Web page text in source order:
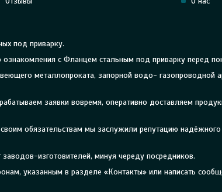
под приварку.
с Фланцем стальным под приварку перед
металлопроката, запорной водо- газопроводной
заявки вовремя, оперативно доставляем
обязательствам мы заслужили репутацию надёжного
изготовителей, минуя череду посредников.
указанным в разделе «Контакты» или написать